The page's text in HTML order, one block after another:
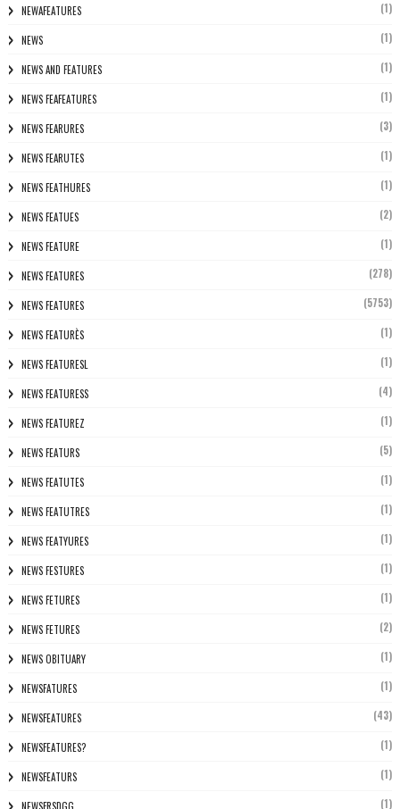
NEWAFEATURES (1)
NEWS (1)
NEWS AND FEATURES (1)
NEWS FEAFEATURES (1)
NEWS FEARURES (3)
NEWS FEARUTES (1)
NEWS FEATHURES (1)
NEWS FEATUES (2)
NEWS FEATURE (1)
NEWS FEATURES (278)
NEWS FEATURES (5753)
NEWS FEATURÈS (1)
NEWS FEATURESL (1)
NEWS FEATURESS (4)
NEWS FEATUREZ (1)
NEWS FEATURS (5)
NEWS FEATUTES (1)
NEWS FEATUTRES (1)
NEWS FEATYURES (1)
NEWS FESTURES (1)
NEWS FETURES (1)
NEWS FETURES (2)
NEWS OBITUARY (1)
NEWSFATURES (1)
NEWSFEATURES (43)
NEWSFEATURES? (1)
NEWSFEATURS (1)
NEWSFRSDGG (1)